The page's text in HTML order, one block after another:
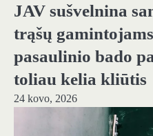
JAV sušvelnina
trąšų
pasaulinio bado
toliau kelia kliūtis
24 kovo, 2026